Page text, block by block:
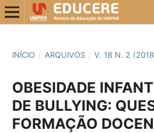
INÍCIO / ARQUIVOS / V. 18 N. 2
OBESIDADE
DE BULLYING:
FORMAÇÃO